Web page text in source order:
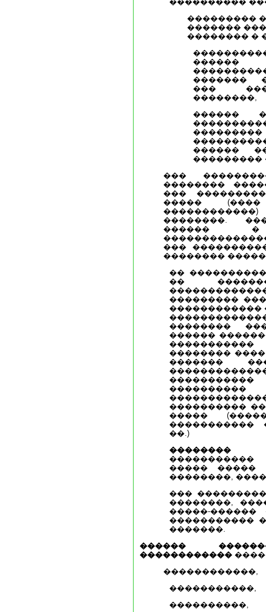
���������
�������
�������� �
�������
���
��������,
������
������
���������
���
��������
���
�����
��������.
������
���
��������
��
��
���������
������������
��������
������
��������
�������
����������
�����
�����������
��.)
��������
�����������
����� �����
��������,
���
��������,
�����-
�����������
�������.
������
������������
������������,
�����������,
����������,